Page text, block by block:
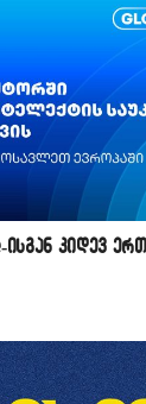
ისგან კიდევ